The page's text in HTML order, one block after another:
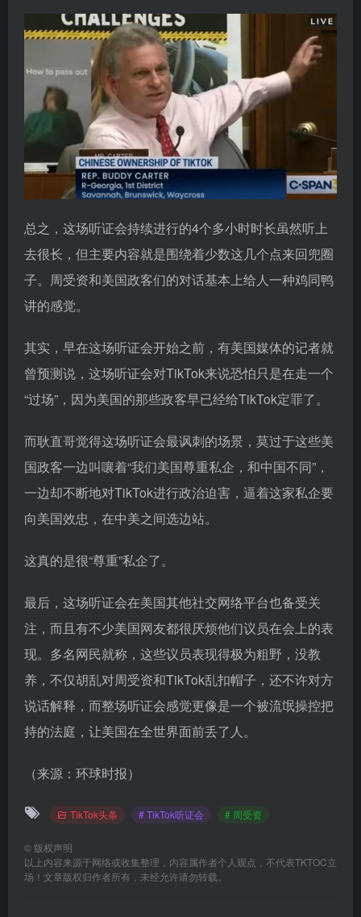
总之，这场听证会持续进行的4个多小时时长虽然听上
去很长，但主要内容就是围绕着少数这几个点来回兜圈
子。周受资和美国政客们的对话基本上给人一种鸡同鸭
讲的感觉。
其实，早在这场听证会开始之前，有美国媒体的记者就
曾预测说，这场听证会对TikTok来说恐怕只是在走一个
“过场”，因为美国的那些政客早已经给TikTok定罪了。
而耿直哥觉得这场听证会最讽刺的场景，莫过于这些美
国政客一边叫嚷着“我们美国尊重私企，和中国不同”，
一边却不断地对TikTok进行政治迫害，逼着这家私企要
向美国效忠，在中美之间选边站。
这真的是很“尊重”私企了。
最后，这场听证会在美国其他社交网络平台也备受关
注，而且有不少美国网友都很厌烦他们议员在会上的表
现。多名网民就称，这些议员表现得极为粗野，没教
养，不仅胡乱对周受资和TikTok乱扣帽子，还不许对方
说话解释，而整场听证会感觉更像是一个被流氓操控把
持的法庭，让美国在全世界面前丢了人。
（来源：环球时报）
TikTok头条 # TikTok听证会 # 周受资
© 版权声明
以上内容来源于网络或收集整理，内容属作者个人观点，不代表TKTOC立
场！文章版权归作者所有，未经允许请勿转载。